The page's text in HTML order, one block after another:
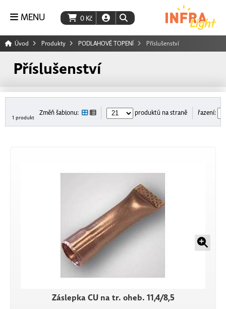
0 Kč
MENU
Úvod Produkty PODLAHOVÉ TOPENÍ Příslušenství
Příslušenství
1 produkt
Změň šablonu: produktů na straně řazení:
Záslepka CU na tr. oheb. 11,4/8,5